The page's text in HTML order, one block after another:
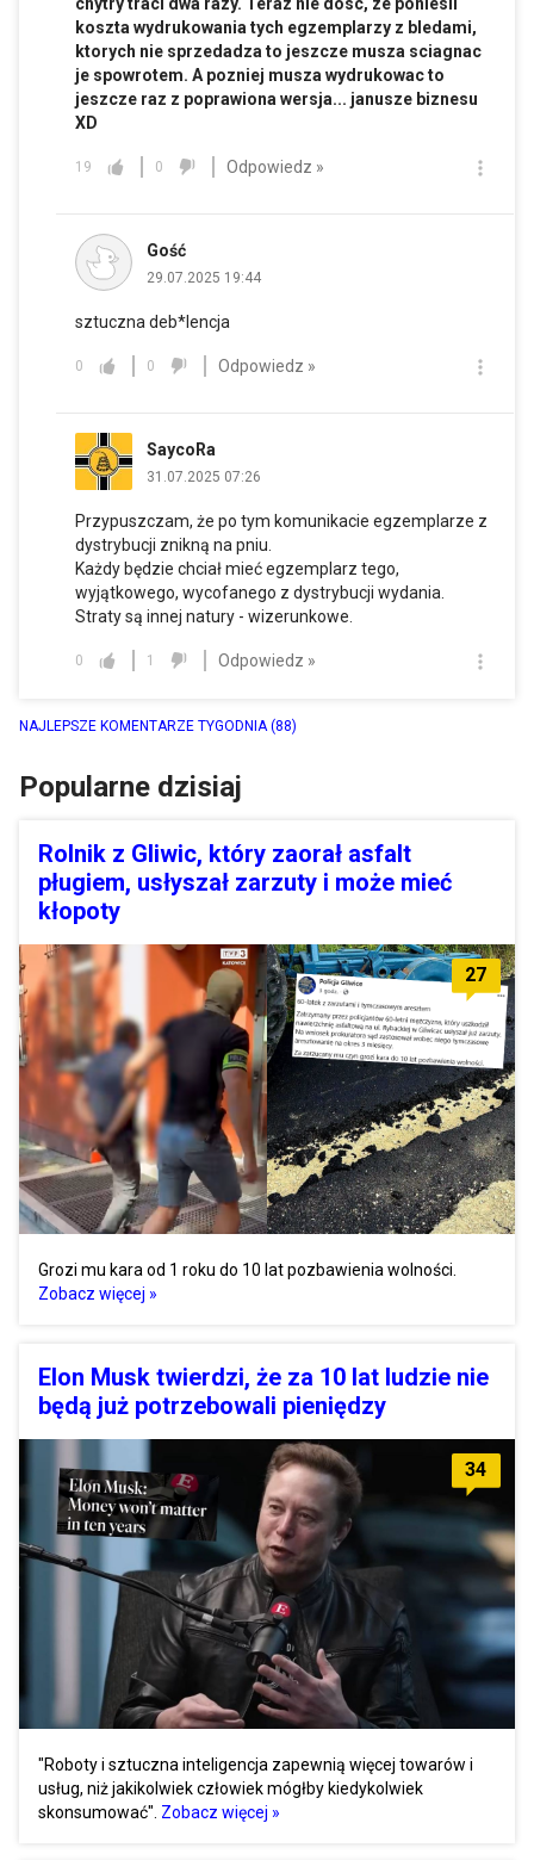
chytry traci dwa razy. Teraz nie dosc, ze poniesli
koszta wydrukowania tych egzemplarzy z bledami,
ktorych nie sprzedadza to jeszcze musza sciagnac
je spowrotem. A pozniej musza wydrukowac to
jeszcze raz z poprawiona wersja... janusze biznesu
XD
19 0 Odpowiedz »
Gość
29.07.2025 19:44
sztuczna deb*lencja
0 0 Odpowiedz »
SaycoRa
31.07.2025 07:26
Przypuszczam, że po tym komunikacie egzemplarze z
dystrybucji znikną na pniu.
Każdy będzie chciał mieć egzemplarz tego,
wyjątkowego, wycofanego z dystrybucji wydania.
Straty są innej natury - wizerunkowe.
0 1 Odpowiedz »
NAJLEPSZE KOMENTARZE TYGODNIA(88)
Popularne dzisiaj
Rolnik z Gliwic, który zaorał asfalt
pługiem, usłyszał zarzuty i może mieć
kłopoty
27
Grozi mu kara od 1 roku do 10 lat pozbawienia wolności.
Zobacz więcej »
Elon Musk twierdzi, że za 10 lat ludzie nie
będą już potrzebowali pieniędzy
34
"Roboty i sztuczna inteligencja zapewnią więcej towarów i
usług, niż jakikolwiek człowiek mógłby kiedykolwiek
skonsumować". Zobacz więcej »